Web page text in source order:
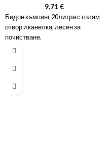
9,71€
Бидон къмпинг 20литра с голям
отвор и канелка, лесен за
почистване.